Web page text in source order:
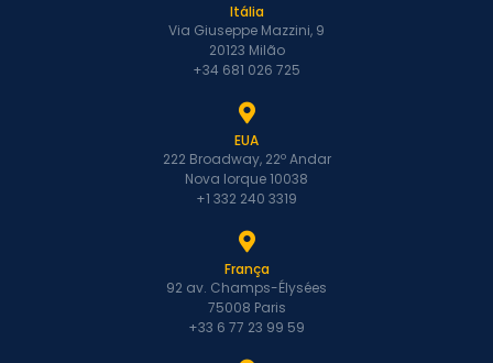
Itália
Via Giuseppe Mazzini, 9
20123 Milão
+34 681 026 725
EUA
222 Broadway, 22º Andar
Nova Iorque 10038
+1 332 240 3319
França
92 av. Champs-Élysées
75008 Paris
+33 6 77 23 99 59